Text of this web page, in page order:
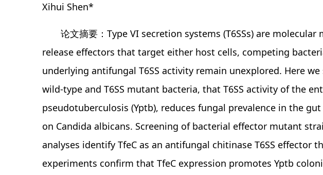
Xihui Shen*
论文摘要：Type VI secretion systems (T6SSs) are
release effectors that target either host cells, competing
underlying antifungal T6SS activity remain unexplored. Here
wild-type and T6SS mutant bacteria, that T6SS activity of the
pseudotuberculosis (Yptb), reduces fungal prevalence in the
on Candida albicans. Screening of bacterial effector mutant
analyses identify TfeC as an antifungal chitinase T6SS effector
experiments confirm that TfeC expression promotes Yptb